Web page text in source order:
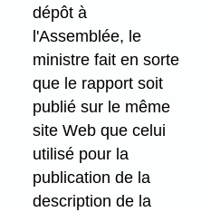
dépôt à
l'Assemblée, le
ministre fait en sorte
que le rapport soit
publié sur le même
site Web que celui
utilisé pour la
publication de la
description de la